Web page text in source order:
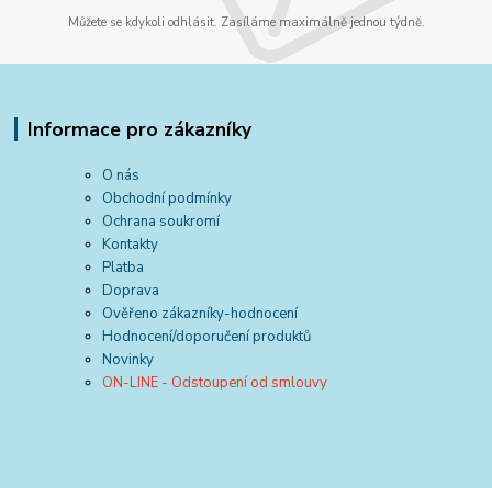
Můžete se kdykoli odhlásit. Zasíláme maximálně jednou týdně.
Informace pro zákazníky
O nás
Obchodní podmínky
Ochrana soukromí
Kontakty
Platba
Doprava
Ověřeno zákazníky-hodnocení
Hodnocení/doporučení produktů
Novinky
ON-LINE - Odstoupení od smlouvy